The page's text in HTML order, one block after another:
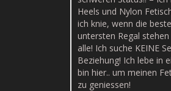
Heels und Nylon
ich knie, wenn die
untersten Regal stehen
alle! Ich suche KEINE
Beziehung! Ich lebe in
bin hier.. um meinen
zu geniessen!